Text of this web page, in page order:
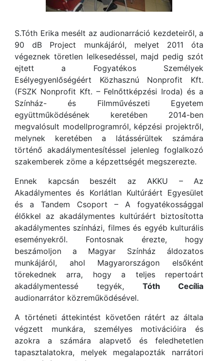
S.Tóth Erika mesélt az audionarráció kezdeteiről, a
90 dB Project munkájáról, melyet 2011 óta
végeznek töretlen lelkesedéssel, majd pedig szót
ejtett a Fogyatékos Személyek
Esélyegyenlőségéért Közhasznú Nonprofit Kft.
(FSZK Nonprofit Kft. – Felnőttképzési Iroda) és a
Színház- és Filmművészeti Egyetem
együttműködésének keretében 2014-ben
megvalósult modellprogramról, képzési projektről,
melynek keretében a látássérültek számára
történő akadálymentesítéssel jelenleg foglalkozó
szakemberek zöme a képzettségét megszerezte.
Ennek kapcsán beszélt az AKKU – Az
Akadálymentes és Korlátlan Kultúráért Egyesület
és a Tandem Csoport – A fogyatékossággal
élőkkel az akadálymentes kultúráért biztosította
akadálymentes színházi, filmes és egyéb kulturális
eseményekről. Fontosnak érezte, hogy
beszámoljon a Magyar Színház áldozatos
munkájáról, ahol Magyarországon elsőként
törekednek arra, hogy a teljes repertoárt
akadálymentessé tegyék, Tóth Cecília
audionarrátor közreműködésével.
A történeti áttekintést követően rátért az általa
végzett munkára, személyes motivációira és
azokra a számára alapvető és feledhetetlen
tapasztalatokra, melyek megalapozták narrátori